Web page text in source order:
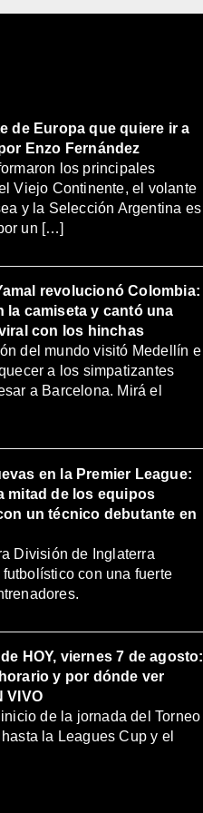
de Europa que quiere ir a
Enzo Fernández
los principales
Viejo Continente, el volante
y la Selección Argentina es
un […]
revolucionó Colombia:
la camiseta y cantó una
con los hinchas
del mundo visitó Medellín e
a los simpatizantes
a Barcelona. Mirá el
en la Premier League:
mitad de los equipos
un técnico debutante en
División de Inglaterra
con una fuerte
HOY, viernes 7 de agosto:
y por dónde ver
VIVO
de la jornada del Torneo
la Leagues Cup y el